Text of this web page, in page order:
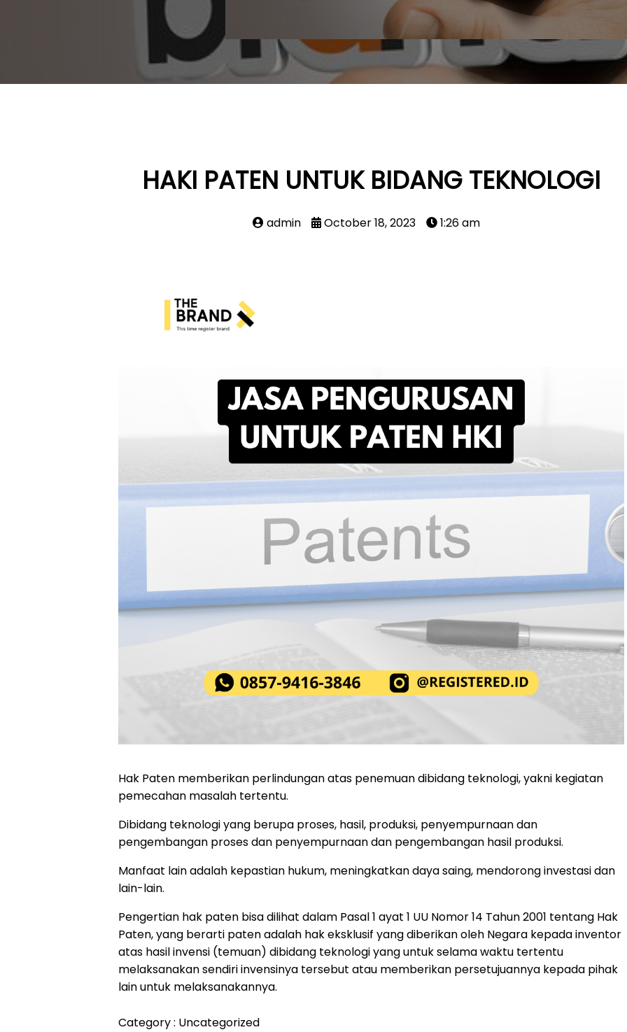
HAKI PATEN UNTUK BIDANG TEKNOLOGI
admin October 18, 2023 1:26 am
Hak Paten memberikan perlindungan atas penemuan dibidang teknologi, yakni kegiatan
pemecahan masalah tertentu.
Dibidang teknologi yang berupa proses, hasil, produksi, penyempurnaan dan
pengembangan proses dan penyempurnaan dan pengembangan hasil produksi.
Manfaat lain adalah kepastian hukum, meningkatkan daya saing, mendorong investasi dan
lain-lain.
Pengertian hak paten bisa dilihat dalam Pasal 1 ayat 1 UU Nomor 14 Tahun 2001 tentang Hak
Paten, yang berarti paten adalah hak eksklusif yang diberikan oleh Negara kepada inventor
atas hasil invensi (temuan) dibidang teknologi yang untuk selama waktu tertentu
melaksanakan sendiri invensinya tersebut atau memberikan persetujuannya kepada pihak
lain untuk melaksanakannya.
Category : Uncategorized